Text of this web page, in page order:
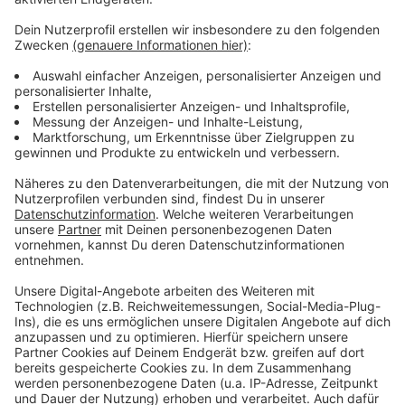
Der Sommer hat dieses Jahr lange auf sich warten
lassen. Aber der Spätsommer wird heiß, heißer,
Schröder! Schon zum Jahresanfang hat uns Atze mit
dem Kaltstart 24 begleitet und jetzt will er uns gut
gelaunt bis in den Herbst bringen. Atzes Mantra für ein
glückliches Leben: "Lass' mich mal machen." Also volle
Kraft voraus und viel Spaß bei Atze Schröders
Kaltstart 24.
Anzeige
Anzeige